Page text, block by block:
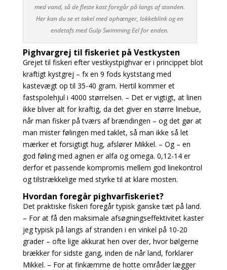
med vand, så de fleste kast foregår på langs af standen.
Her kan du se et takel med ophænger, lokkeblink og en
endetafs med Gulp Swimming Eel for enden.
Pighvargrej til fiskeriet på Vestkysten
Grejet til fiskeri efter vestkystpighvar er i princippet blot
kraftigt kystgrej – fx en 9 fods kyststangmed
kastevægt op til 35-40 gram. Hertil kommer et
fastspolehjul i 4000 størrelsen. – Det ervigtigt, at linen
ikke bliver alt for kraftig, da det giver en større linebue,
når man fisker på tværs afbrændingen – og det gør at
man mister følingen med taklet, så man ikke så let
mærker et forsigtigt hug, afslører Mikkel. – Og – en
god føling med agnen er alfa og omega. 0,12-14 er
derfor et passende kompromis mellem god linekontrol
og tilstrækkelige med styrke til at klare mosten.
Hvordan foregår pighvarfiskeriet?
Det praktiske fiskeri foregår typisk ganske tæt på land.
– For at få den maksimale afsøgningseffektivitet kaster
jeg typisk på langs af stranden i en vinkel på 10-20
grader – ofte lige akkurat hen over der, hvor bølgerne
brækker for sidste gang, inden de når land, forklarer
Mikkel. – For at finkæmme de hotte områder lægger